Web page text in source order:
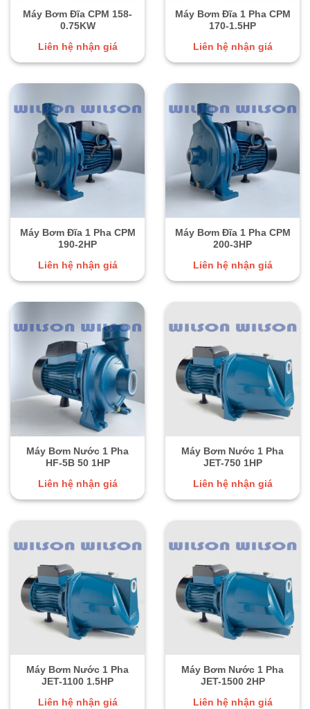
Máy Bơm Đĩa CPM 158-
0.75KW
Liên hệ nhận giá
Máy Bơm Đĩa 1 Pha CPM
170-1.5HP
Liên hệ nhận giá
Máy Bơm Đĩa 1 Pha CPM
190-2HP
Liên hệ nhận giá
Máy Bơm Đĩa 1 Pha CPM
200-3HP
Liên hệ nhận giá
Máy Bơm Nước 1 Pha
HF-5B 50 1HP
Liên hệ nhận giá
Máy Bơm Nước 1 Pha
JET-750 1HP
Liên hệ nhận giá
Máy Bơm Nước 1 Pha
JET-1100 1.5HP
Liên hệ nhận giá
Máy Bơm Nước 1 Pha
JET-1500 2HP
Liên hệ nhận giá